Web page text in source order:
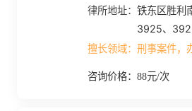
律所地址：铁东区胜利
3925、
间
擅长领域：刑事案件，
咨询价格：88元/次